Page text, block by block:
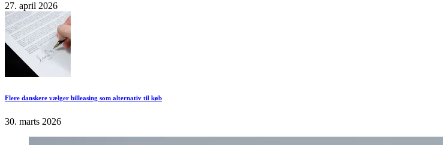
27. april 2026
Flere danskere vælger billeasing som alternativ til køb
30. marts 2026